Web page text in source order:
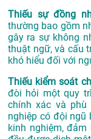
Thiếu sự đồng
thường bao gồm
gây ra sự không
thuật ngữ, và cấu
khó hiểu đối với
Thiếu kiểm soát
đòi hỏi một quy
chính xác và phù
nghiệp có đội ngũ
kinh nghiệm,